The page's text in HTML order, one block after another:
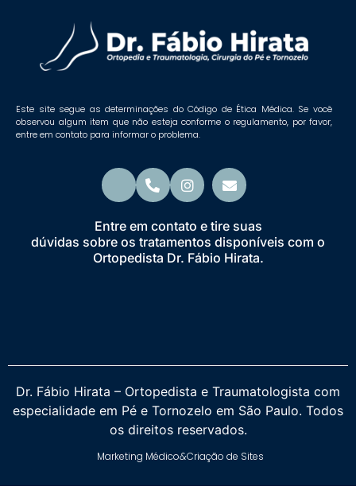
Este site segue as determinações do Código de Ética Médica. Se você
observou algum item que não esteja conforme o regulamento, por favor,
entre em contato para informar o problema.
Entre em contato e tire suas
dúvidas sobre os tratamentos disponíveis com o
Ortopedista Dr. Fábio Hirata.
Dr. Fábio Hirata – Ortopedista e Traumatologista com
especialidade em Pé e Tornozelo em São Paulo. Todos
os direitos reservados.
Marketing Médico&Criação de Sites